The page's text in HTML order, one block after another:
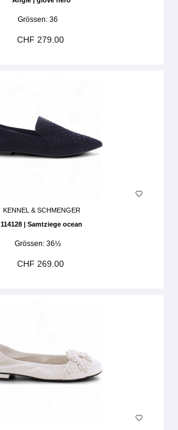
Grössen: 36
CHF 279.00
KENNEL & SCHMENGER
114128 | Samtziege ocean
Grössen: 36½
CHF 269.00